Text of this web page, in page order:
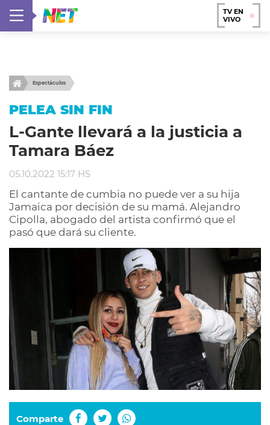
TV EN
VIVO
Espectáculos
PELEA SIN FIN
L-Gante llevará a la justicia a
Tamara Báez
05.10.2022 15:17 HS
El cantante de cumbia no puede ver a su hija
Jamaica por decisión de su mamá. Alejandro
Cipolla, abogado del artista confirmó que el
pasó que dará su cliente.
Comparte